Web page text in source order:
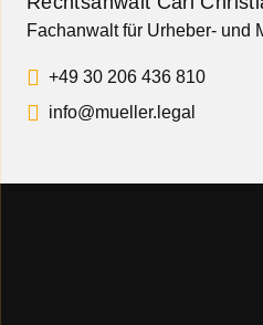
Fachanwalt für Urheber- und
+49 30 206 436 810
info@mueller.legal